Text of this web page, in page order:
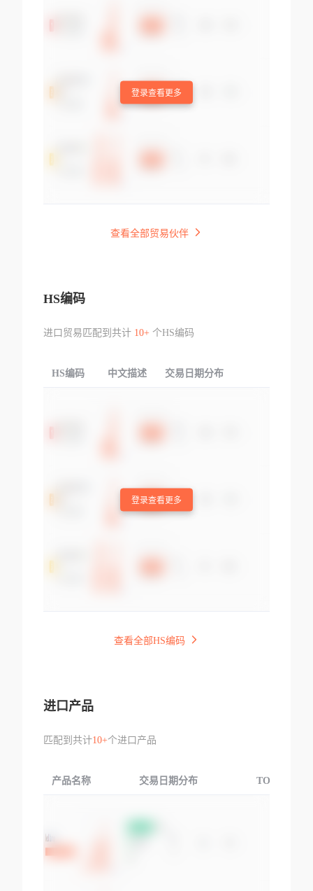
登录查看更多
查看全部贸易伙伴
HS编码
进口贸易匹配到共计 10+个HS编码
HS编码 中文描述 交易日期分布
登录查看更多
查看全部HS编码
进口产品
匹配到共计10+个进口产品
产品名称 交易日期分布 TOP3交易国